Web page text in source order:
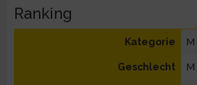
Ranking
Kategorie M
Geschlecht M